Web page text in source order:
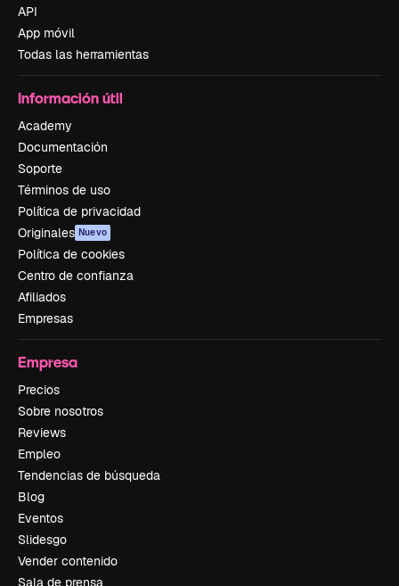
API
App móvil
Todas las herramientas
Información útil
Academy
Documentación
Soporte
Términos de uso
Política de privacidad
Originales Nuevo
Política de cookies
Centro de confianza
Afiliados
Empresas
Empresa
Precios
Sobre nosotros
Reviews
Empleo
Tendencias de búsqueda
Blog
Eventos
Slidesgo
Vender contenido
Sala de prensa